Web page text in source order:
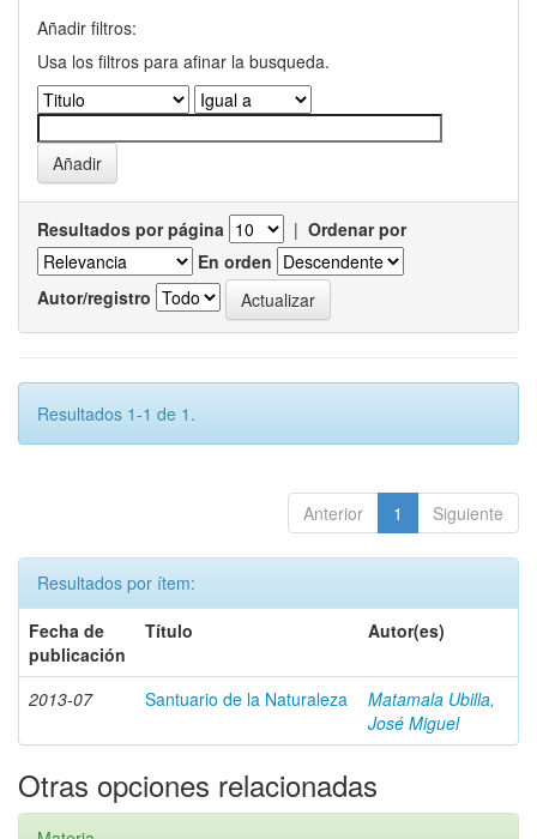
Añadir filtros:
Usa los filtros para afinar la busqueda.
Resultados por página | Ordenar por
En orden
Autor/registro
Resultados 1-1 de 1.
Anterior 1 Siguiente
Resultados por ítem:
Fecha de
publicación
Título Autor(es)
2013-07 Santuario de la Naturaleza
Matamala Ubilla,
José Miguel
Otras opciones relacionadas